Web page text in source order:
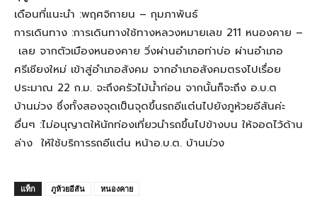
เดือนที่แนะนำ :พฤศจิกายน – กุมภาพันธ์
การเดินทาง :การเดินทางใช้ทางหลวงหมายเลข 211 หนองคาย –
เลย จากตัวเมืองหนองคาย วิ่งผ่านอำเภอท่าบ่อ ผ่านอำเภอ
ศรีเชียงใหม่ เข้าสู่อำเภอสังคม จากอำเภอสังคมตรงไปเรื่อย
ประมาณ 22 ก.ม. จะถึงครัวไม้น้ำก่อน จากนั้นก็จะถึง อ.บ.ต
บ้านม่วง ซึ่งทั้งสองจุดเป็นจุดขึ้นรถอีแต๋นไปยังภูห้วยอีสันค่ะ
อื่นๆ :ไม่อนุญาตให้นักท่องเที่ยวนำรถขึ้นไปข้างบน ให้จอดไว้ด้าน
ล่าง ให้ใช้บริการรถอีแต๋น หน้าอ.บ.ต. บ้านม่วง
แท็ก ภูห้วยอีสัน หนองคาย